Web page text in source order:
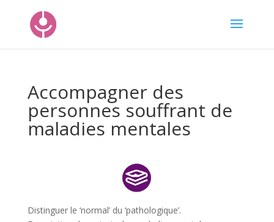
Accompagner des
personnes souffrant de
maladies mentales
Distinguer le ‘normal’ du ‘pathologique’.